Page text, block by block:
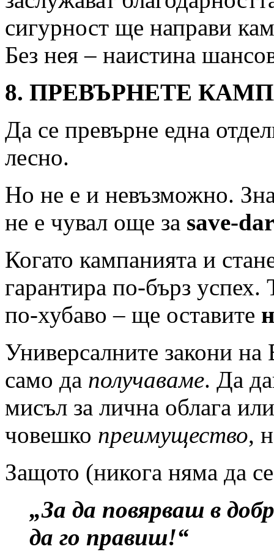
сигурност ще направи
Без нея – наистина
8. ПРЕВЪРНЕТЕ
Да се превърне една
лесно.
Но не е и невъзможно.
не е чувал още за save-
Когато кампанията и
гарантира по-бърз
по-хубаво – ще оставите
Универсалните закони на
само да получаваме. Да
мисъл за лична облага
човешко преимущество,
Защото (никога няма да
„За да повярваш в
да го правиш!“